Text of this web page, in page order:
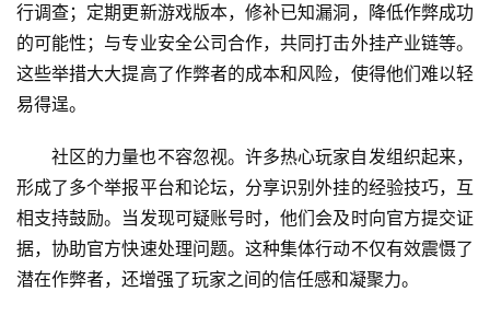
行调查；定期更新游戏版本，修补已知漏洞，降低作弊成功
的可能性；与专业安全公司合作，共同打击外挂产业链等。
这些举措大大提高了作弊者的成本和风险，使得他们难以轻
易得逞。
社区的力量也不容忽视。许多热心玩家自发组织起来，
形成了多个举报平台和论坛，分享识别外挂的经验技巧，互
相支持鼓励。当发现可疑账号时，他们会及时向官方提交证
据，协助官方快速处理问题。这种集体行动不仅有效震慑了
潜在作弊者，还增强了玩家之间的信任感和凝聚力。